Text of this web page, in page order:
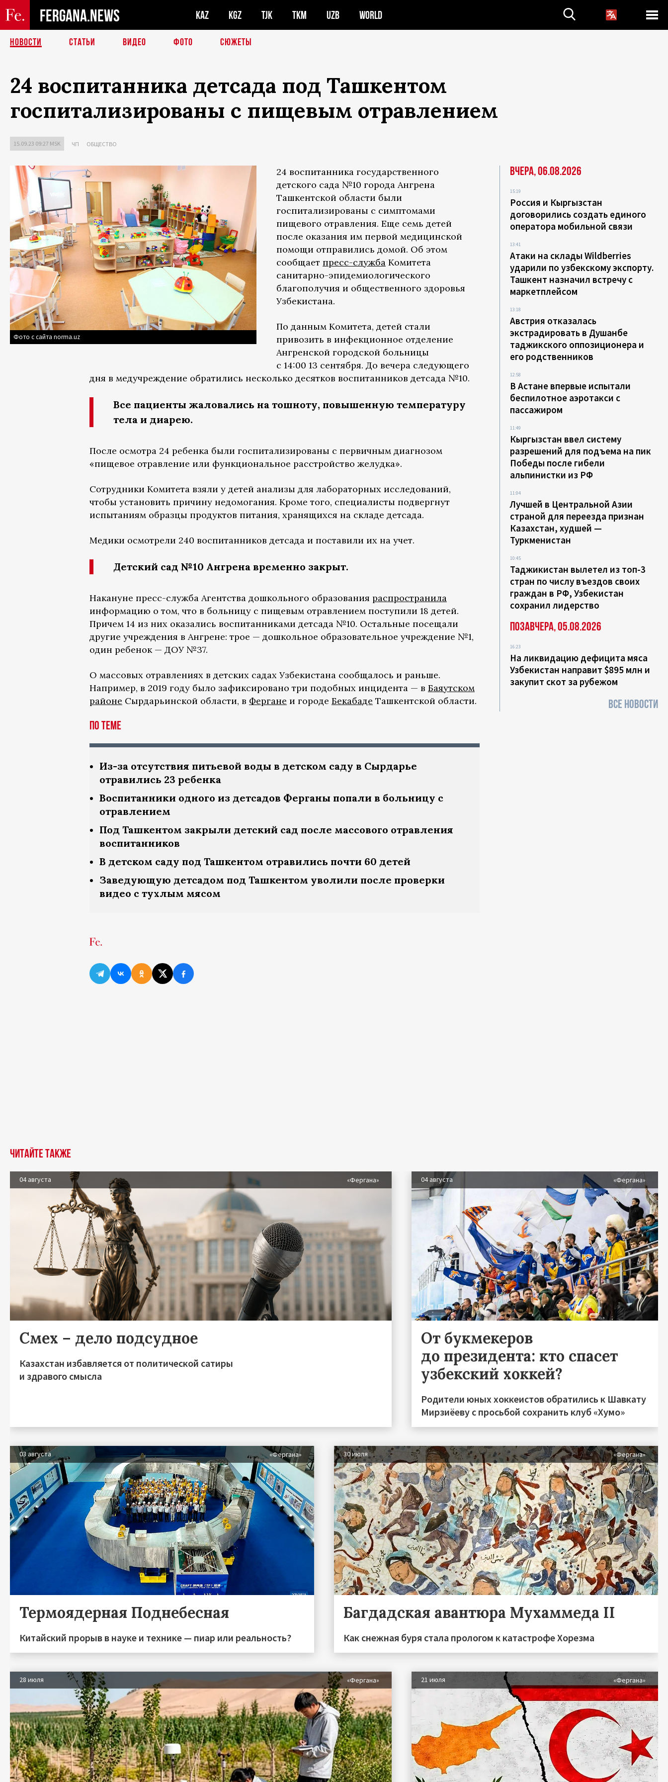
FERGANA.NEWS KAZ KGZ TJK TKM UZB WORLD
НОВОСТИ СТАТЬИ ВИДЕО ФОТО СЮЖЕТЫ
24 воспитанника детсада под Ташкентом
госпитализированы с пищевым отравлением
15.09.23 09:27 MSK ЧП ОБЩЕСТВО
Фото с сайта norma.uz
24 воспитанника государственного
детского сада №10 города Ангрена
Ташкентской области были
госпитализированы с симптомами
пищевого отравления. Еще семь детей
после оказания им первой медицинской
помощи отправились домой. Об этом
сообщает пресс-служба Комитета
санитарно-эпидемиологического
благополучия и общественного здоровья
Узбекистана.
По данным Комитета, детей стали
привозить в инфекционное отделение
Ангренской городской больницы
с 14:00 13 сентября. До вечера следующего
дня в медучреждение обратились несколько десятков воспитанников детсада №10.
Все пациенты жаловались на тошноту, повышенную температуру
тела и диарею.
После осмотра 24 ребенка были госпитализированы с первичным диагнозом
«пищевое отравление или функциональное расстройство желудка».
Сотрудники Комитета взяли у детей анализы для лабораторных исследований,
чтобы установить причину недомогания. Кроме того, специалисты подвергнут
испытаниям образцы продуктов питания, хранящихся на складе детсада.
Медики осмотрели 240 воспитанников детсада и поставили их на учет.
Детский сад №10 Ангрена временно закрыт.
Накануне пресс-служба Агентства дошкольного образования распространила
информацию о том, что в больницу с пищевым отравлением поступили 18 детей.
Причем 14 из них оказались воспитанниками детсада №10. Остальные посещали
другие учреждения в Ангрене: трое — дошкольное образовательное учреждение №1,
один ребенок — ДОУ №37.
О массовых отравлениях в детских садах Узбекистана сообщалось и раньше.
Например, в 2019 году было зафиксировано три подобных инцидента — в Баяутском
районе Сырдарьинской области, в Фергане и городе Бекабаде Ташкентской области.
По теме
Из-за отсутствия питьевой воды в детском саду в Сырдарье
отравились 23 ребенка
Воспитанники одного из детсадов Ферганы попали в больницу с
отравлением
Под Ташкентом закрыли детский сад после массового отравления
воспитанников
В детском саду под Ташкентом отравились почти 60 детей
Заведующую детсадом под Ташкентом уволили после проверки
видео с тухлым мясом
Вчера, 06.08.2026
15:19
Россия и Кыргызстан
договорились создать единого
оператора мобильной связи
13:41
Атаки на склады Wildberries
ударили по узбекскому экспорту.
Ташкент назначил встречу с
маркетплейсом
13:18
Австрия отказалась
экстрадировать в Душанбе
таджикского оппозиционера и
его родственников
12:58
В Астане впервые испытали
беспилотное аэротакси с
пассажиром
11:49
Кыргызстан ввел систему
разрешений для подъема на пик
Победы после гибели
альпинистки из РФ
11:04
Лучшей в Центральной Азии
страной для переезда признан
Казахстан, худшей —
Туркменистан
10:45
Таджикистан вылетел из топ-3
стран по числу въездов своих
граждан в РФ, Узбекистан
сохранил лидерство
Позавчера, 05.08.2026
16:23
На ликвидацию дефицита мяса
Узбекистан направит $895 млн и
закупит скот за рубежом
ВСЕ НОВОСТИ
Читайте также
04 августа «Фергана»
Смех – дело подсудное
Казахстан избавляется от политической сатиры
и здравого смысла
04 августа «Фергана»
От букмекеров
до президента: кто спасет
узбекский хоккей?
Родители юных хоккеистов обратились к Шавкату
Мирзиёеву с просьбой сохранить клуб «Хумо»
03 августа «Фергана»
Термоядерная Поднебесная
Китайский прорыв в науке и технике — пиар или реальность?
30 июля «Фергана»
Багдадская авантюра Мухаммеда II
Как снежная буря стала прологом к катастрофе Хорезма
28 июля «Фергана» 21 июля «Фергана»